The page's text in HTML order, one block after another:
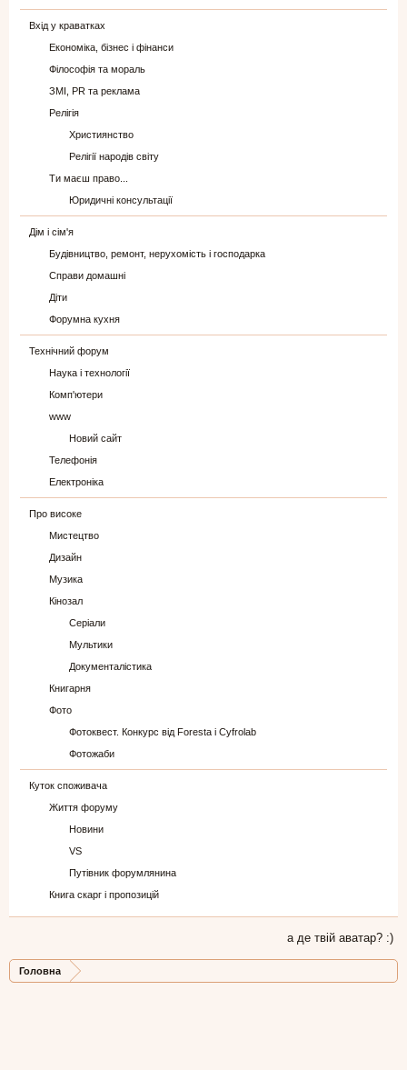
Вхід у краватках
Економіка, бізнес і фінанси
Філософія та мораль
ЗМІ, PR та реклама
Релігія
Християнство
Релігії народів світу
Ти маєш право...
Юридичні консультації
Дім і сім'я
Будівництво, ремонт, нерухомість і господарка
Справи домашні
Діти
Форумна кухня
Технічний форум
Наука і технології
Комп'ютери
www
Новий сайт
Телефонія
Електроніка
Про високе
Мистецтво
Дизайн
Музика
Кінозал
Серіали
Мультики
Документалістика
Книгарня
Фото
Фотоквест. Конкурс від Foresta і Cyfrolab
Фотожаби
Куток споживача
Життя форуму
Новини
VS
Путівник форумлянина
Книга скарг і пропозицій
а де твій аватар? :)
Головна